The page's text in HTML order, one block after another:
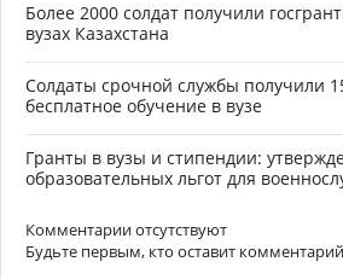
Более 2000 солдат получили
вузах Казахстана
Солдаты срочной службы получили
бесплатное обучение в вузе
Гранты в вузы и стипендии:
образовательных льгот для
Комментарии отсутствуют
Будьте первым, кто оставит